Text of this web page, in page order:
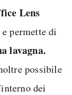
Lens
permette di
lavagna.
possibile
dei